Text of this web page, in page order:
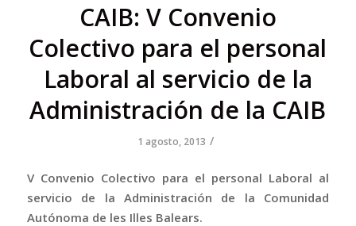
CAIB: V Convenio
Colectivo para el personal
Laboral al servicio de la
Administración de la CAIB
1 agosto, 2013 /
V Convenio Colectivo para el personal Laboral al
servicio de la Administración de la Comunidad
Autónoma de les Illes Balears.